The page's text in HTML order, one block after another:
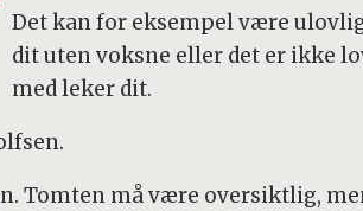
Det kan for eksempel være
dit uten voksne eller det er ikke
med leker dit.
Tomten må være oversiktlig,